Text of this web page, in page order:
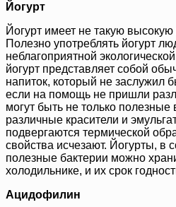
Йогурт
Йогурт имеет не такую высокую
Полезно употреблять йогурт
неблагоприятной
йогурт представляет собой
напиток, который не заслужил
если на помощь не пришли
могут быть не только полезные
различные красители и
подвергаются термической
свойства исчезают. Йогурты, в
полезные бактерии можно
холодильнике, и их срок
Ацидофилин